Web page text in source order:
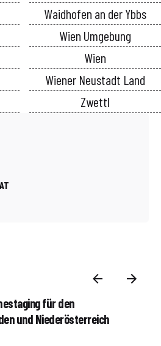
Waidhofen an der Ybbs
Wien Umgebung
Wien
Wiener Neustadt Land
Zwettl
für den
und Niederösterreich